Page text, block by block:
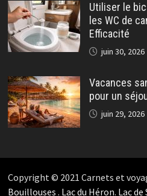
Utiliser le
les WC de
Efficacité
juin 30, 2026
Vacances
pour un
juin 29, 2026
Copyright © 2021 Carnets et
Bouillouses . Lac du Héron. Lac